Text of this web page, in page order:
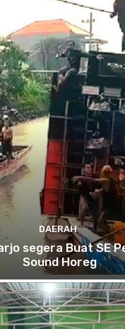
DAERAH
segera Buat SE
Sound Horeg